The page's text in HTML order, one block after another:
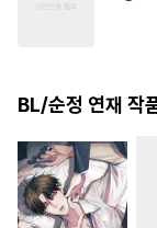
역
#굴림수 #키작공
#대형견공
BL/순정 연재 작